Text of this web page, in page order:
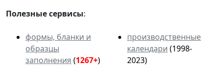
Полезные сервисы:
формы, бланки и
образцы
заполнения (1267+)
производственные
календари (1998-
2023)